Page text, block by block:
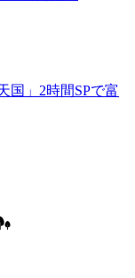
国」2時間SPで富